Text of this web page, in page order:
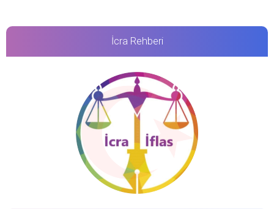
İcra Rehberi